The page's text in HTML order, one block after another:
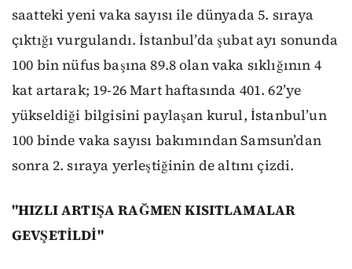
saatteki yeni vaka sayısı ile dünyada 5. sıraya
çıktığı vurgulandı. İstanbul’da şubat ayı sonunda
100 bin nüfus başına 89.8 olan vaka sıklığının 4
kat artarak; 19-26 Mart haftasında 401. 62’ye
yükseldiği bilgisini paylaşan kurul, İstanbul’un
100 binde vaka sayısı bakımından Samsun’dan
sonra 2. sıraya yerleştiğinin de altını çizdi.
"HIZLI ARTIŞA RAĞMEN KISITLAMALAR
GEVŞETİLDİ"